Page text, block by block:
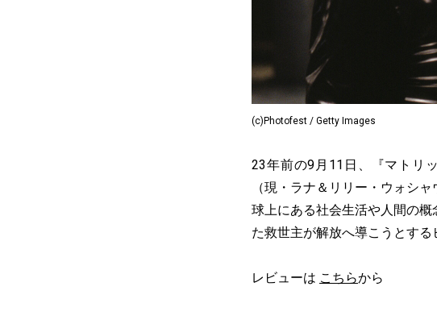
(c)Photofest / Getty Images
23年前の9月11日、『マトリ
（現・ラナ＆リリー・ウォシ
球上にある社会生活や人間の
た救世主が解放へ導こうとする
レビューは こちらから